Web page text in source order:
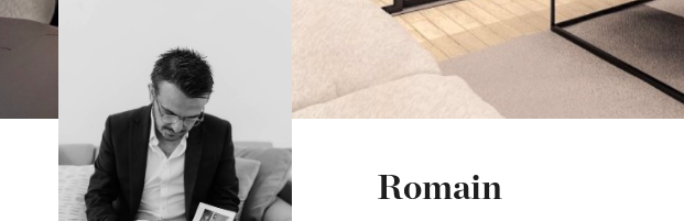
Romain
Mon budget total (€)
Mon budget total (€)